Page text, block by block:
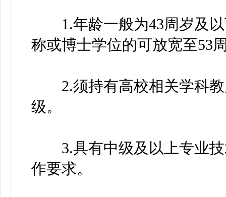
1.年龄一般为43周岁及以
称或博士学位的可放宽至53
2.须持有高校相关学科教
级。
3.具有中级及以上专业技
作要求。